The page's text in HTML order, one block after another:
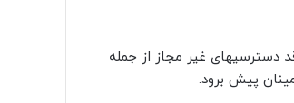
دسترسیهای غیر مجاز از جمله
پیش برود.